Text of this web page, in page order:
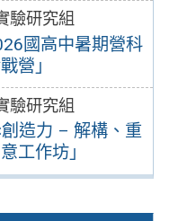
驗研究組
國高中暑期營科
營」
驗研究組
創造力 – 解構、重
工作坊」